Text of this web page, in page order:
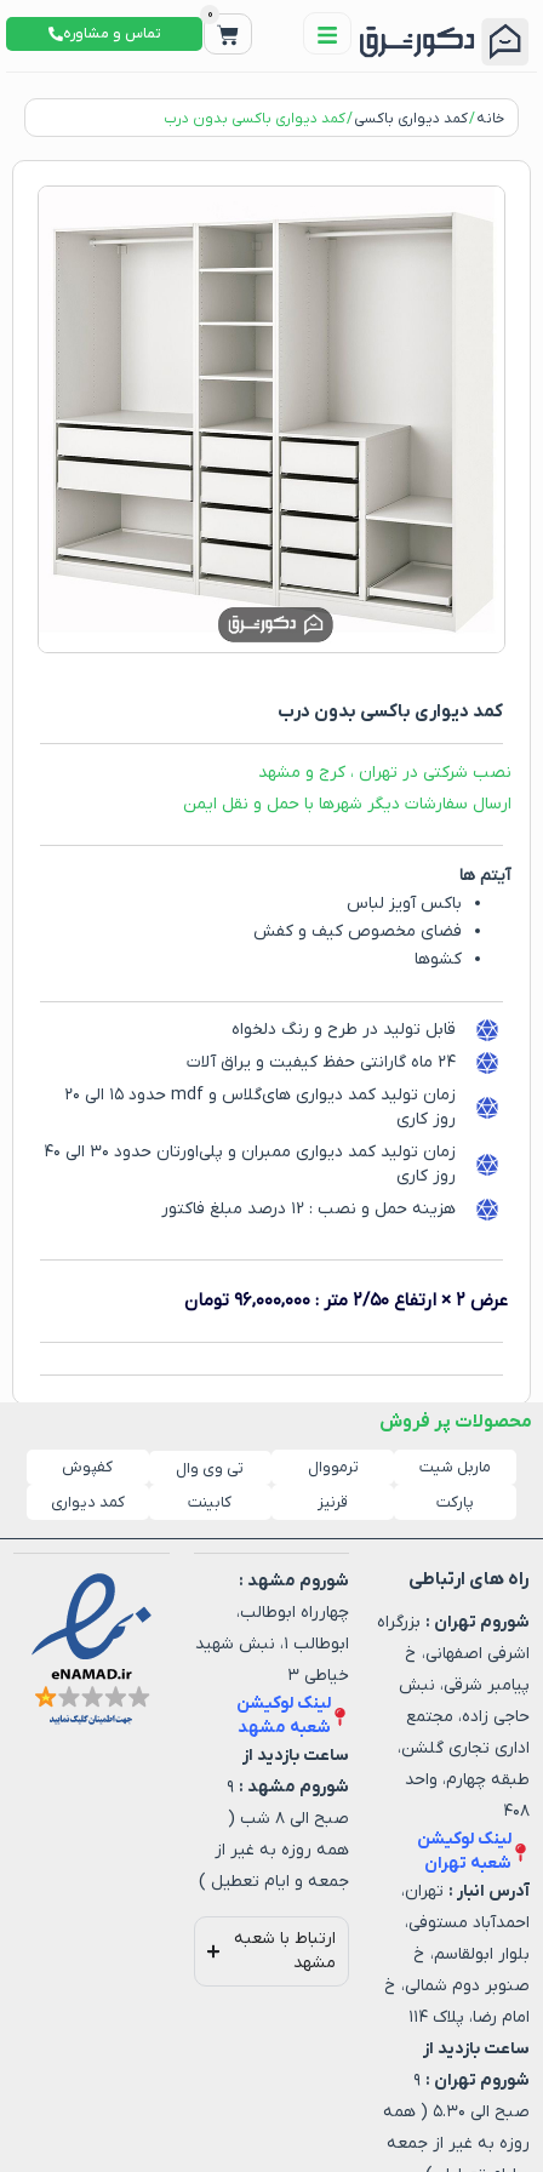
0
تماس و مشاوره
خانه/کمد دیواری باکسی/ کمد دیواری باکسی بدون درب
کمد دیواری باکسی بدون درب
نصب شرکتی در تهران ، کرج و مشهد
ارسال سفارشات دیگر شهرها با حمل و نقل ایمن
آیتم ها
باکس آویز لباس
فضای مخصوص کیف و کفش
کشوها
قابل تولید در طرح و رنگ دلخواه
۲۴ ماه گارانتی حفظ کیفیت و یراق آلات
زمان تولید کمد دیواری های‌گلاس و mdf حدود ۱۵ الی ۲۰
روز کاری
زمان تولید کمد دیواری ممبران و پلی‌اورتان حدود ۳۰ الی ۴۰
روز کاری
هزینه حمل و نصب : ۱2 درصد مبلغ فاکتور
عرض ۲ × ارتفاع ۲/۵۰ متر : ۹۶,۰۰۰,۰۰۰ تومان
محصولات پر فروش
ماربل شیت ترمووال تی وی وال
کفپوش
پارکت
قرنیز کابینت کمد دیواری
راه های ارتباطی
شوروم تهران : بزرگراه
اشرفی اصفهانی، خ
پیامبر شرقی، نبش
حاجی زاده، مجتمع
اداری تجاری گلشن،
طبقه چهارم، واحد
۴۰۸
لینک لوکیشن
شعبه تهران
آدرس انبار : تهران،
احمدآباد مستوفی،
بلوار ابولقاسم، خ
صنوبر دوم شمالی، خ
امام رضا، پلاک ۱۱۴
ساعت بازدید از
شوروم تهران : ۹
صبح الی ۵.۳۰ ( همه
روزه به غیر از جمعه
شوروم مشهد :
چهارراه ابوطالب،
ابوطالب ۱، نبش شهید
خیاطی ۳
لینک لوکیشن
شعبه مشهد
ساعت بازدید از
شوروم مشهد : ۹
صبح الی ۸ شب (
همه روزه به غیر از
جمعه و ایام تعطیل )
ارتباط با شعبه
مشهد